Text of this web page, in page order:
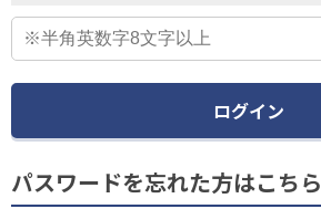
ログイン
パスワードを忘れた方はこちら